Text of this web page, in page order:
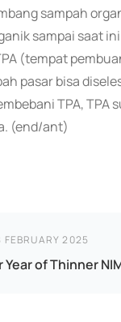
sampah
sampai saat
(tempat
pasar bisa
TPA, TPA
(end/ant)
FEBRUARY 2025
of Thinner